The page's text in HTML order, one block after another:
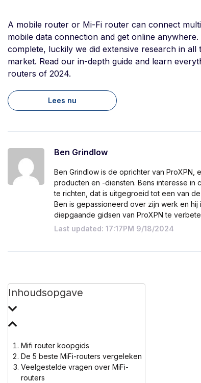
A mobile router or Mi-Fi router can connect
mobile data connection and get online
complete, luckily we did extensive research in
market. Read our in-depth guide and learn
routers of 2024.
Lees nu
Ben Grindlow
Ben Grindlow is de oprichter van
producten en -diensten. Bens interesse in
te richten, dat is uitgegroeid tot een van
Ben is gepassioneerd over zijn werk en
diepgaande gidsen van ProXPN te
Last updated: 17:17PM 9/18/2024
Inhoudsopgave
Mifi router koopgids
De 5 beste MiFi-routers vergeleken
Veelgestelde vragen over MiFi-
routers